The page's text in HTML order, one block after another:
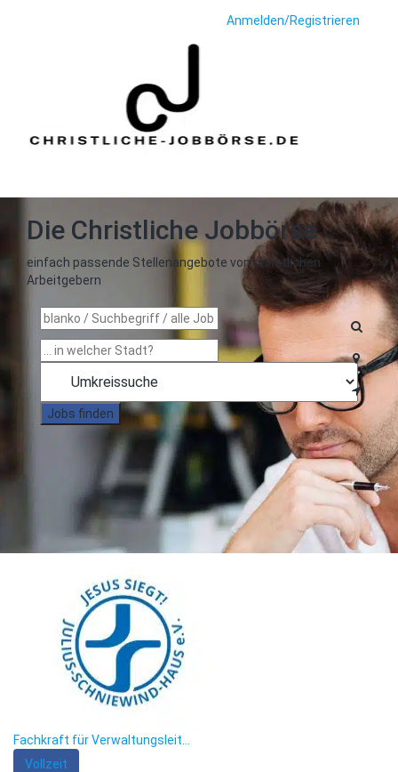
Anmelden/Registrieren
Die Christliche Jobbörse
einfach passende Stellenangebote von christlichen
Arbeitgebern
Jobs finden
Fachkraft für Verwaltungsleit...
Vollzeit